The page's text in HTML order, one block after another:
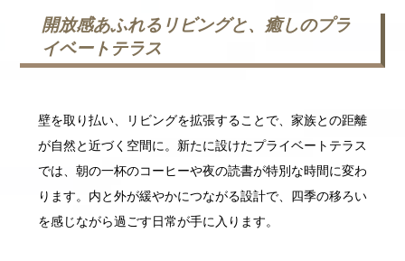
開放感あふれるリビングと、癒しのプラ
イベートテラス
壁を取り払い、リビングを拡張することで、家族との距離
が自然と近づく空間に。新たに設けたプライベートテラス
では、朝の一杯のコーヒーや夜の読書が特別な時間に変わ
ります。内と外が緩やかにつながる設計で、四季の移ろい
を感じながら過ごす日常が手に入ります。